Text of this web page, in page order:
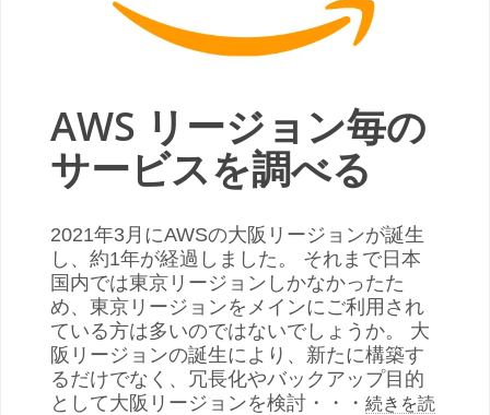
AWS リージョン毎の
サービスを調べる
2021年3月にAWSの大阪リージョンが誕生
し、約1年が経過しました。 それまで日本
国内では東京リージョンしかなかったた
め、東京リージョンをメインにご利用され
ている方は多いのではないでしょうか。 大
阪リージョンの誕生により、新たに構築す
るだけでなく、冗長化やバックアップ目的
として大阪リージョンを検討・・・ 続きを読